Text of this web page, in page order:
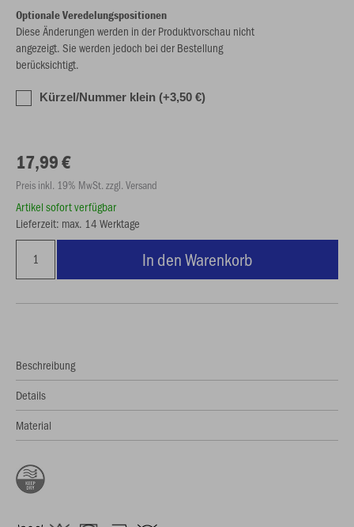
Optionale Veredelungspositionen
Diese Änderungen werden in der Produktvorschau nicht
angezeigt. Sie werden jedoch bei der Bestellung
berücksichtigt.
Kürzel/Nummer klein (+3,50 €)
17,99 €
Preis inkl. 19% MwSt. zzgl. Versand
Artikel sofort verfügbar
Lieferzeit: max. 14 Werktage
In den Warenkorb
Beschreibung
Details
Material